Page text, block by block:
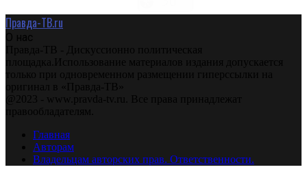
Правда-ТВ.ru
О нас
Правда-ТВ - Дискуссионно политическая
площадка.Использование материалов издания допускается
только при одновременном размещении гиперссылки на
оригинал в «Правда-ТВ»
@2023 - www.pravda-tv.ru. Все права принадлежат
правообладателям.
Главная
Авторам
Владельцам авторских прав. Ответственности.